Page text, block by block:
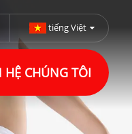
tiếng Việt
HỆ CHÚNG TÔI